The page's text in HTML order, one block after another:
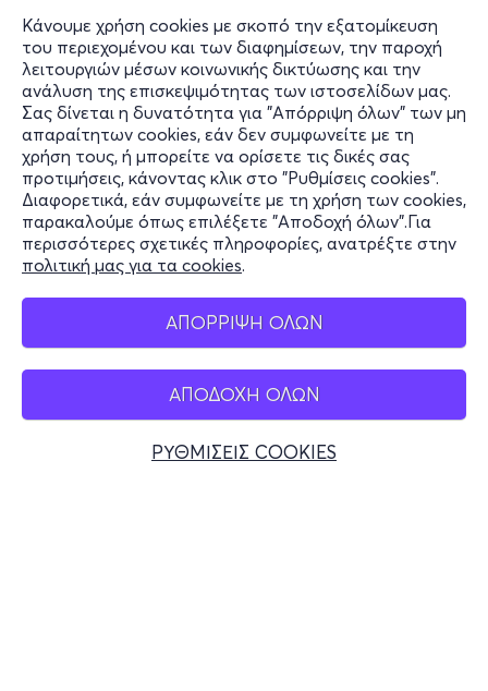
Κάνουμε χρήση cookies με σκοπό την εξατομίκευση
του περιεχομένου και των διαφημίσεων, την παροχή
λειτουργιών μέσων κοινωνικής δικτύωσης και την
ανάλυση της επισκεψιμότητας των ιστοσελίδων μας.
Σας δίνεται η δυνατότητα για "Απόρριψη όλων" των μη
απαραίτητων cookies, εάν δεν συμφωνείτε με τη
χρήση τους, ή μπορείτε να ορίσετε τις δικές σας
προτιμήσεις, κάνοντας κλικ στο "Ρυθμίσεις cookies".
Διαφορετικά, εάν συμφωνείτε με τη χρήση των cookies,
παρακαλούμε όπως επιλέξετε "Αποδοχή όλων".Για
περισσότερες σχετικές πληροφορίες, ανατρέξτε στην
πολιτική μας για τα cookies.
ΑΠΟΡΡΙΨΗ ΟΛΩΝ
ΑΠΟΔΟΧΗ ΟΛΩΝ
ΡΥΘΜΙΣΕΙΣ COOKIES
Πληροφορίες
Υποστήριξη
Stay Connected
Mobile app